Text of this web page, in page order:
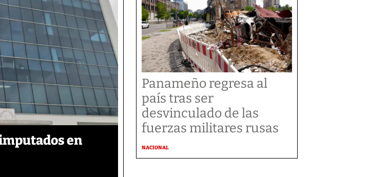
en
Panameño regresa al
país tras ser
desvinculado de las
fuerzas militares rusas
NACIONAL